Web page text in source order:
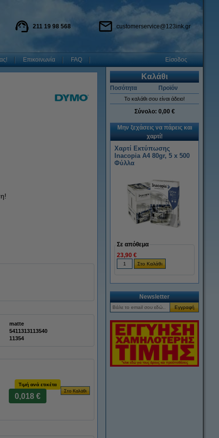
211 19 98 568 customerservice@123ink.gr
Επικοινωνία FAQ Είσοδος
matte
5411313113540
11354
Τιμή ανά ετικέτα
0,018 €
Καλάθι
Ποσότητα Προϊόν
Το καλάθι σου είναι άδειο!
Σύνολο: 0,00 €
Μην ξεχάσεις να πάρεις και
χαρτί!
Χαρτί Εκτύπωσης
Inacopia Α4 80gr, 5 x 500
Φύλλα
Σε απόθεμα
23,90 €
Newsletter